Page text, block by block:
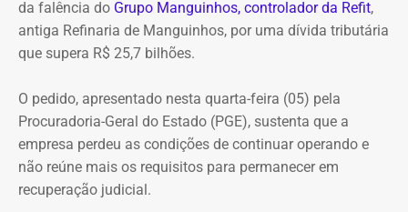
da falência do Grupo Manguinhos, controlador da Refit,
antiga Refinaria de Manguinhos, por uma dívida tributária
que supera R$ 25,7 bilhões.
O pedido, apresentado nesta quarta-feira (05) pela
Procuradoria-Geral do Estado (PGE), sustenta que a
empresa perdeu as condições de continuar operando e
não reúne mais os requisitos para permanecer em
recuperação judicial.